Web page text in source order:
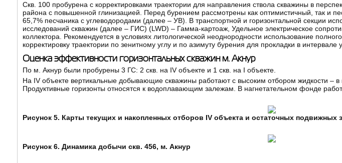
Скв. 100 пробурена с корректировками траектории для направления ствола скважины в
района с повышенной глинизацией. Перед бурением рассмотрены как оптимистичный, так и
65,7% песчаника с углеводородами (далее – УВ). В транспортной и горизонтальной секции
исследований скважин (далее – ГИС) (LWD) – Гамма-картоаж, Удельное электрическое
коллектора. Рекомендуется в условиях литологической неоднородности использование
корректировку траектории по зенитному углу и по азимуту бурения для прокладки в
Оценка эффективности горизонтальных скважин м. Акнур
По м. Акнур были пробурены 3 ГС: 2 скв. на IV объекте и 1 скв. на I объекте.
На IV объекте вертикальные добывающие скважины работают с высоким отбором жидкости – в
Продуктивные горизонты относятся к водоплавающим залежам. В нагнетательном фонде
Рисунок 5. Карты текущих и накопленных отборов IV объекта и остаточных подвижных
Рисунок 6. Динамика добычи скв. 456, м. Акнур